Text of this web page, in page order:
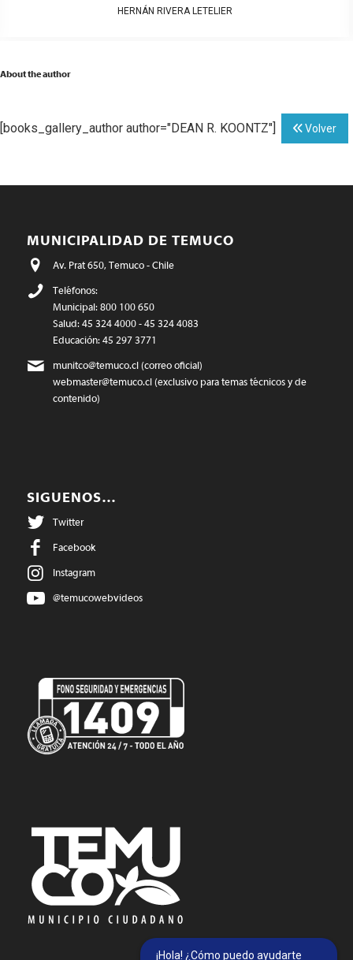
HERNÁN RIVERA LETELIER
About the author
[books_gallery_author author="DEAN R. KOONTZ"] Volver
MUNICIPALIDAD DE TEMUCO
Av. Prat 650, Temuco - Chile
Teléfonos:
Municipal: 800 100 650
Salud: 45 324 4000 - 45 324 4083
Educación: 45 297 3771
munitco@temuco.cl(correo oficial)
webmaster@temuco.cl(exclusivo para temas técnicos y de
contenido)
SIGUENOS…
Twitter
Facebook
Instagram
@temucowebvideos
¡Hola! ¿Cómo puedo ayudarte